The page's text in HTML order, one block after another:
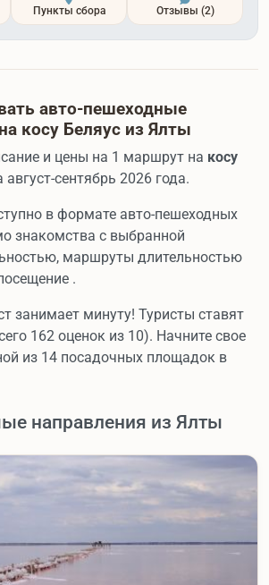
Пункты сбора Отзывы (2)
авто-пешеходные
косу Беляус из Ялты
и цены на 1 маршрут на косу
сентябрь 2026 года.
в формате авто-пешеходных
знакомства с выбранной
маршруты длительностью
.
занимает минуту! Туристы ставят
162 оценок из 10). Начните свое
из 14 посадочных площадок в
направления из Ялты